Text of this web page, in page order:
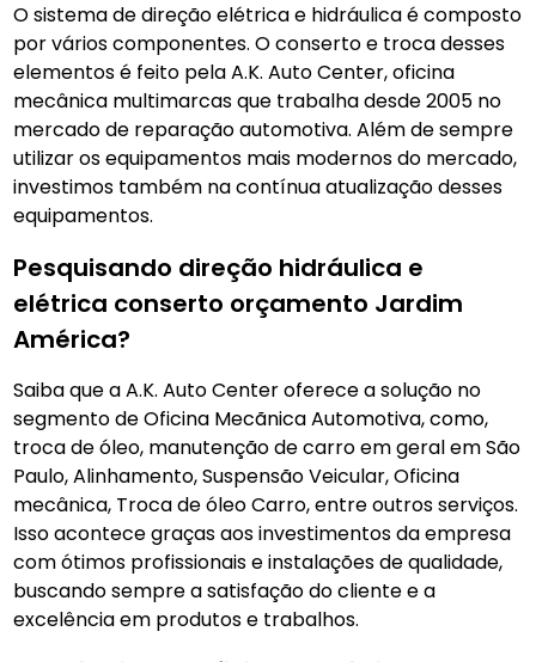
O sistema de direção elétrica e hidráulica é composto
por vários componentes. O conserto e troca desses
elementos é feito pela A.K. Auto Center, oficina
mecânica multimarcas que trabalha desde 2005 no
mercado de reparação automotiva. Além de sempre
utilizar os equipamentos mais modernos do mercado,
investimos também na contínua atualização desses
equipamentos.
Pesquisando direção hidráulica e
elétrica conserto orçamento Jardim
América?
Saiba que a A.K. Auto Center oferece a solução no
segmento de Oficina Mecãnica Automotiva, como,
troca de óleo, manutenção de carro em geral em São
Paulo, Alinhamento, Suspensão Veicular, Oficina
mecânica, Troca de óleo Carro, entre outros serviços.
Isso acontece graças aos investimentos da empresa
com ótimos profissionais e instalações de qualidade,
buscando sempre a satisfação do cliente e a
excelência em produtos e trabalhos.